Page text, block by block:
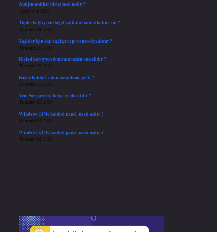
Antijen-antikor birleşmesi nedir ?
Ağustos 4, 2026
Tüpler bağlıyken doğal yollarla hamile kalınır mı ?
Temmuz 30, 2026
Yaşlılar için akıl sağlığı raporu nereden alınır ?
Temmuz 25, 2026
Kişisel koruyucu donanım neden önemlidir ?
Temmuz 25, 2026
Basketbolda 6. adam ne anlama gelir ?
Temmuz 21, 2026
Yeni Söz gazetesi hangi gruba aittir ?
Temmuz 15, 2026
Windows 11’de kontrol paneli nasıl açılır ?
Temmuz 14, 2026
Windows 11’de kontrol paneli nasıl açılır ?
Temmuz 14, 2026